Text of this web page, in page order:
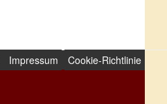
Impressum Cookie-Richtlinie